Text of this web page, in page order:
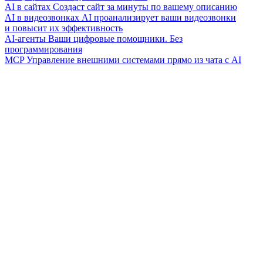
AI в сайтах Создаст сайт за минуты по вашему описанию
AI в видеозвонках AI проанализирует ваши видеозвонки
и повысит их эффективность
AI-агенты Ваши цифровые помощники. Без
программирования
MCP Управление внешними системами прямо из чата с AI